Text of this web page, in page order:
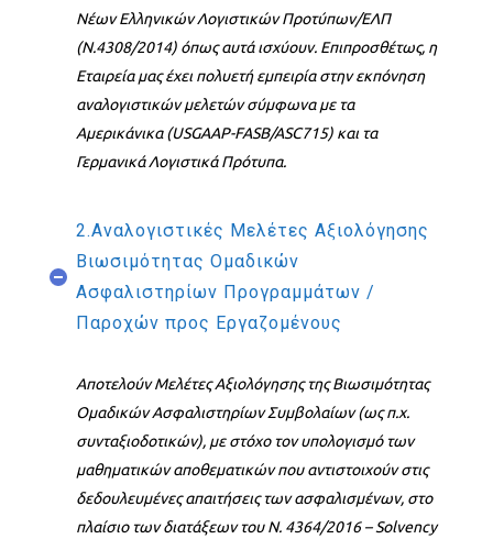
Νέων Ελληνικών Λογιστικών Προτύπων/ΕΛΠ
(Ν.4308/2014) όπως αυτά ισχύουν. Επιπροσθέτως, η
Εταιρεία μας έχει πολυετή εμπειρία στην εκπόνηση
αναλογιστικών μελετών σύμφωνα με τα
Αμερικάνικα (USGAAP-FASB/ASC715) και τα
Γερμανικά Λογιστικά Πρότυπα.
2.Αναλογιστικές Μελέτες Αξιολόγησης
Βιωσιμότητας Ομαδικών
Ασφαλιστηρίων Προγραμμάτων /
Παροχών προς Εργαζομένους
Αποτελούν Μελέτες Αξιολόγησης της Βιωσιμότητας
Ομαδικών Ασφαλιστηρίων Συμβολαίων (ως π.χ.
συνταξιοδοτικών), με στόχο τον υπολογισμό των
μαθηματικών αποθεματικών που αντιστοιχούν στις
δεδουλευμένες απαιτήσεις των ασφαλισμένων, στο
πλαίσιο των διατάξεων του Ν. 4364/2016 – Solvency